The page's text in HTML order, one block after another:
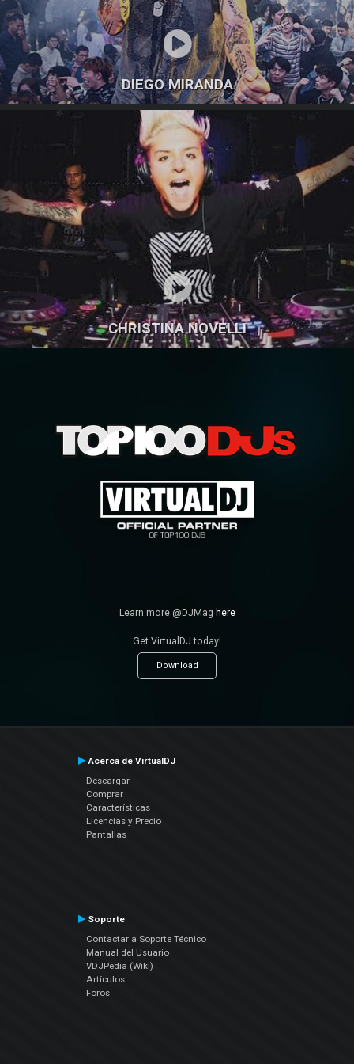
DIEGO MIRANDA
CHRISTINA NOVELLI
Learn more @DJMag here
Get VirtualDJ today!
Download
Acerca de VirtualDJ
Descargar
Comprar
Características
Licencias y Precio
Pantallas
Soporte
Contactar a Soporte Técnico
Manual del Usuario
VDJPedia (Wiki)
Artículos
Foros